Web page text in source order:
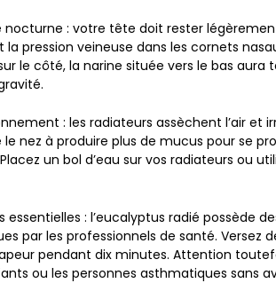
nocturne : votre tête doit rester
pression veineuse dans les cornets
le côté, la narine située vers le bas aura
: les radiateurs assèchent l’air et
nez à produire plus de mucus pour se
un bol d’eau sur vos radiateurs ou
essentielles : l’eucalyptus radié possède
par les professionnels de santé. Versez
pendant dix minutes. Attention
ou les personnes asthmatiques sans